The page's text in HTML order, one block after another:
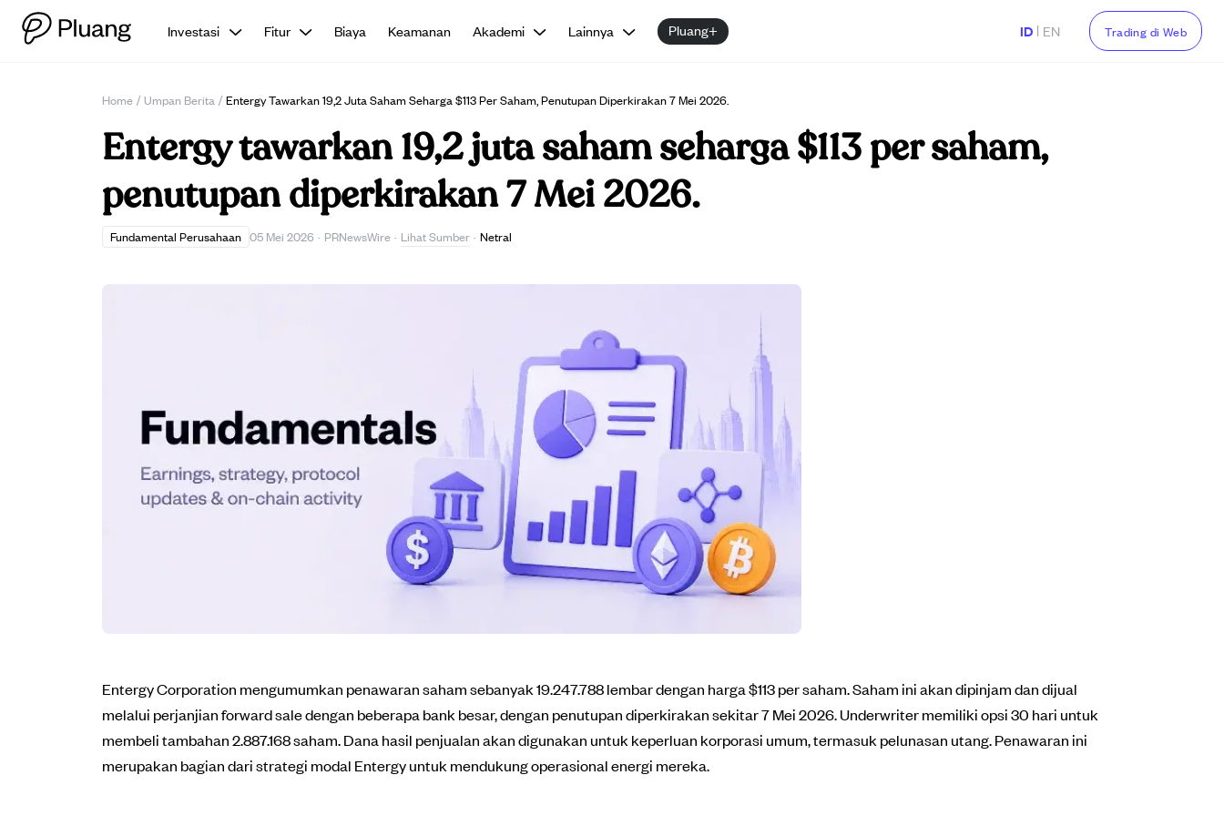
Investasi Fitur Biaya Keamanan Akademi Lainnya Pluang+ ID | EN Trading di Web
Home / Umpan Berita / Entergy Tawarkan 19,2 Juta Saham Seharga $113 Per Saham, Penutupan Diperkirakan 7 Mei 2026.
Entergy tawarkan 19,2 juta saham seharga $113 per saham,
penutupan diperkirakan 7 Mei 2026.
Fundamental Perusahaan 05 Mei 2026 · PRNewsWire · Lihat Sumber · Netral
Entergy Corporation mengumumkan penawaran saham sebanyak 19.247.788 lembar dengan harga $113 per saham. Saham ini akan dipinjam dan dijual
melalui perjanjian forward sale dengan beberapa bank besar, dengan penutupan diperkirakan sekitar 7 Mei 2026. Underwriter memiliki opsi 30 hari untuk
membeli tambahan 2.887.168 saham. Dana hasil penjualan akan digunakan untuk keperluan korporasi umum, termasuk pelunasan utang. Penawaran ini
merupakan bagian dari strategi modal Entergy untuk mendukung operasional energi mereka.